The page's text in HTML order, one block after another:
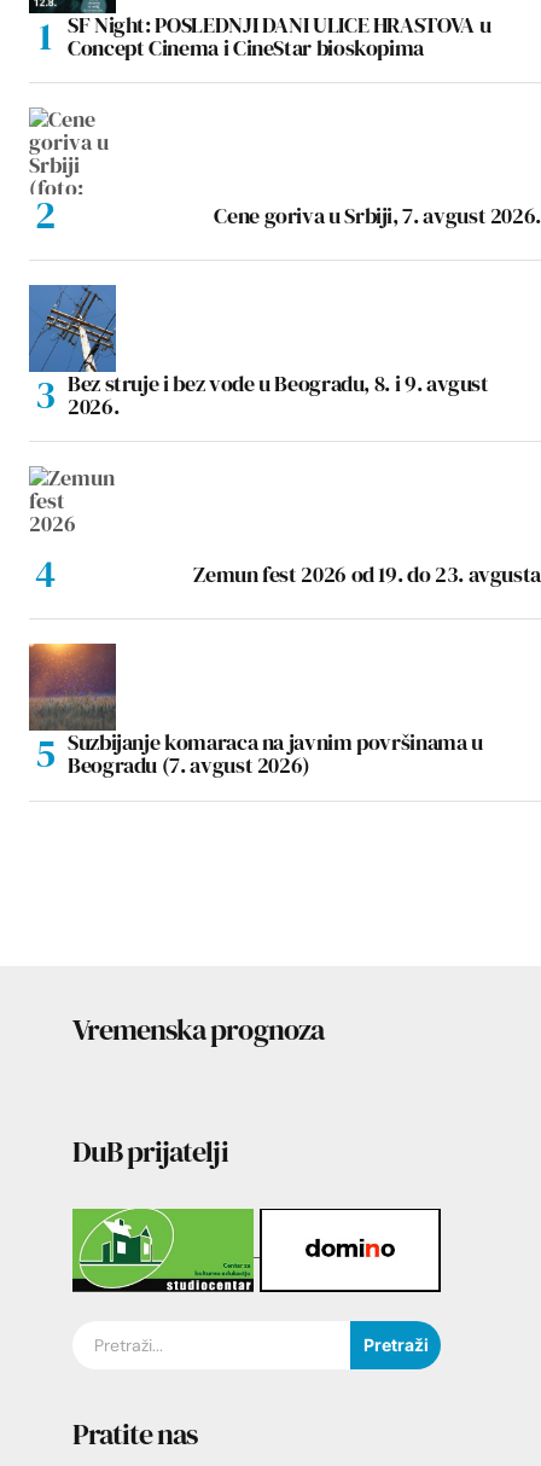
SF Night: POSLEDNJI DANI ULICE HRASTOVA u
Concept Cinema i CineStar bioskopima
Cene goriva u Srbiji, 7. avgust 2026.
Bez struje i bez vode u Beogradu, 8. i 9. avgust
2026.
Zemun fest 2026 od 19. do 23. avgusta
Suzbijanje komaraca na javnim površinama u
Beogradu (7. avgust 2026)
Vremenska prognoza
DuB prijatelji
Pretraži
Pratite nas